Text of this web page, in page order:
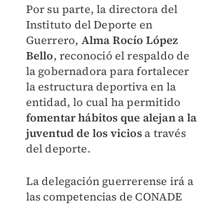
Por su parte, la directora del
Instituto del Deporte en
Guerrero, Alma Rocío López
Bello, reconoció el respaldo de
la gobernadora para fortalecer
la estructura deportiva en la
entidad, lo cual ha permitido
fomentar hábitos que alejan a la
juventud de los viciosa través
del deporte.
La delegación guerrerense irá a
las competencias de CONADE